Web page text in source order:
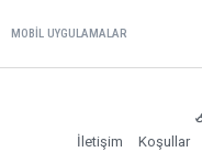
MOBIL UYGULAMALAR
İletişim
Koşullar